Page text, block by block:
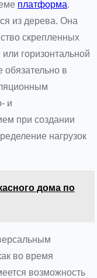
платформа.
из дерева. Она
скрепленных
горизонтальной
обязательно в
и
при создании
нагрузок
дома по
во время
возможность